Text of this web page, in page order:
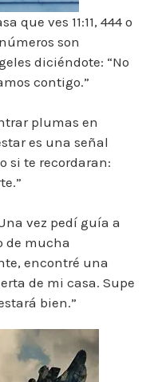
que ves 11:11, 444 o
son
diciéndote: “No
contigo.”
plumas en
es una señal
si te recordaran:
vez pedí guía a
de mucha
encontré una
de mi casa. Supe
bien.”